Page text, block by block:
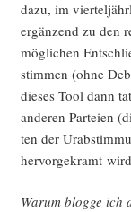
dazu, im
ergän­zend zu den
mög­li­chen
stim­men (ohne
die­ses Tool dann
ande­ren Par­tei­en
ten der
her­vor­ge­kramt
War­um blog­ge ich